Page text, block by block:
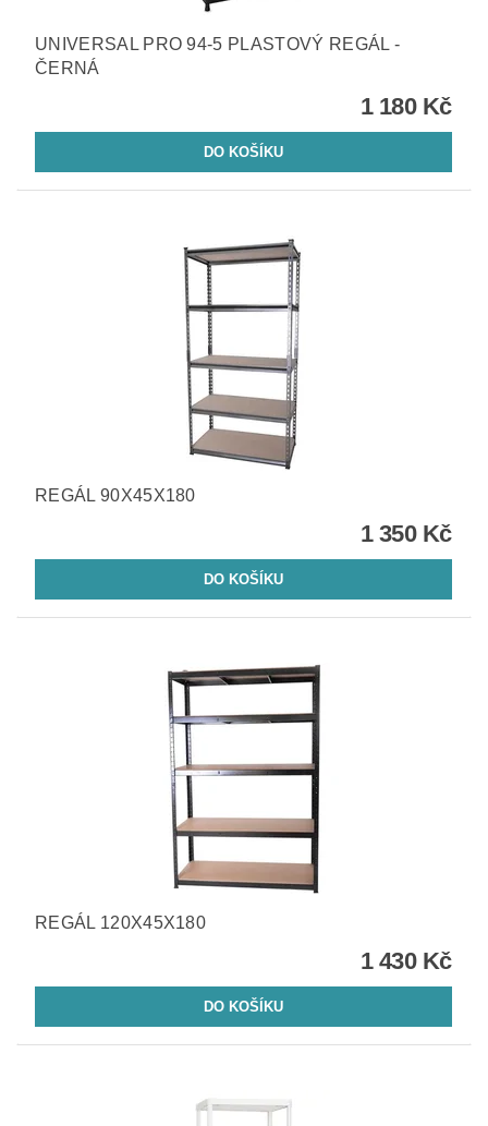
UNIVERSAL PRO 94-5 PLASTOVÝ REGÁL -
ČERNÁ
1 180 Kč
REGÁL 90X45X180
1 350 Kč
REGÁL 120X45X180
1 430 Kč